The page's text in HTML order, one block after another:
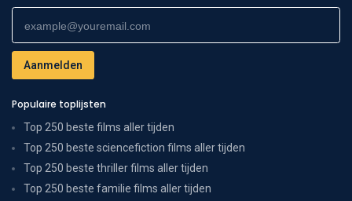
Populaire toplijsten
Top 250 beste films aller tijden
Top 250 beste sciencefiction films aller tijden
Top 250 beste thriller films aller tijden
Top 250 beste familie films aller tijden